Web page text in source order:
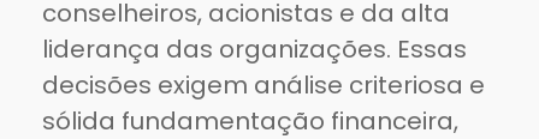
conselheiros, acionistas e da alta
liderança das organizações. Essas
decisões exigem análise criteriosa e
sólida fundamentação financeira,